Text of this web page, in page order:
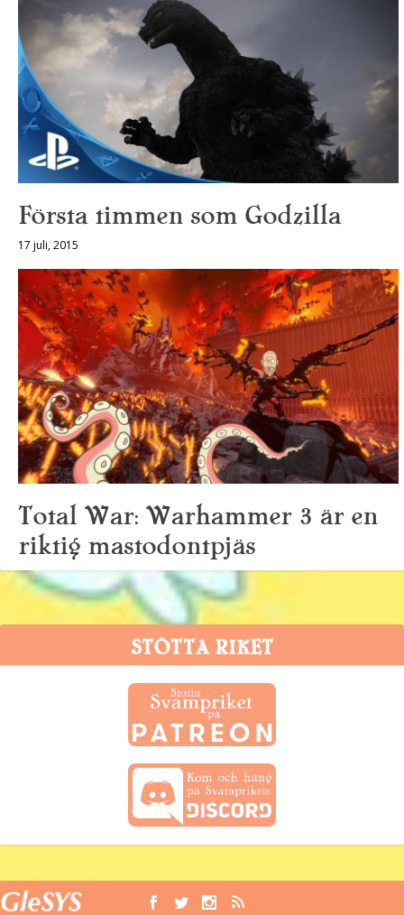
Första timmen som Godzilla
17 juli, 2015
Total War: Warhammer 3 är en
riktig mastodontpjäs
3 mars, 2022
STÖTTA RIKET